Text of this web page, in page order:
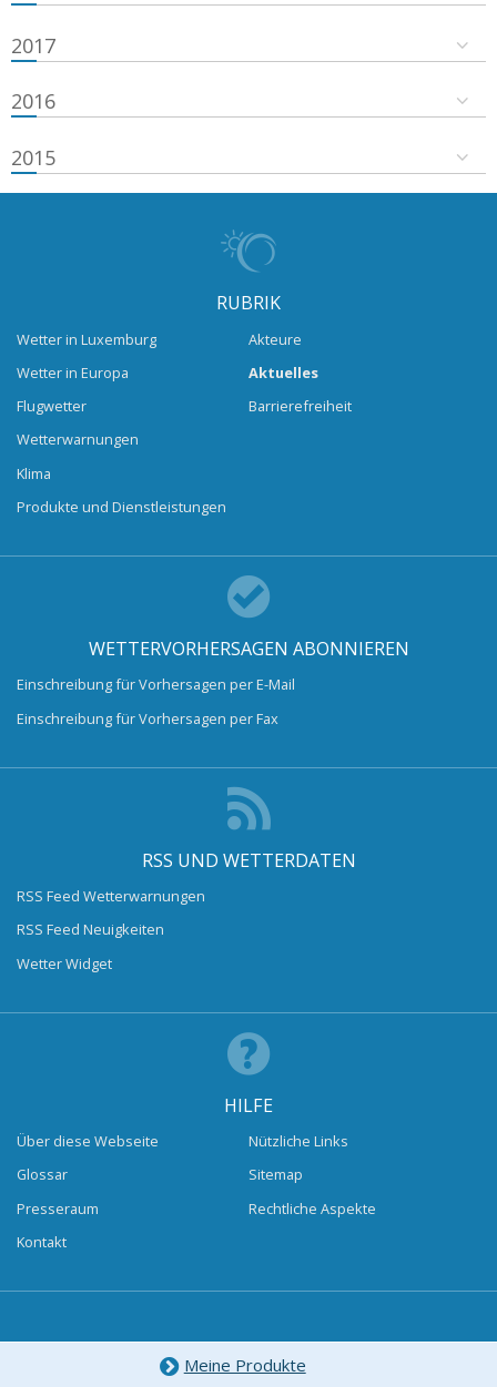
2017
2016
2015
RUBRIK
Wetter in Luxemburg
Wetter in Europa
Flugwetter
Wetterwarnungen
Klima
Produkte und Dienstleistungen
Akteure
Aktuelles
Barrierefreiheit
WETTERVORHERSAGEN ABONNIEREN
Einschreibung für Vorhersagen per E-Mail
Einschreibung für Vorhersagen per Fax
RSS UND WETTERDATEN
RSS Feed Wetterwarnungen
RSS Feed Neuigkeiten
Wetter Widget
HILFE
Über diese Webseite
Glossar
Presseraum
Kontakt
Nützliche Links
Sitemap
Rechtliche Aspekte
Meine Produkte